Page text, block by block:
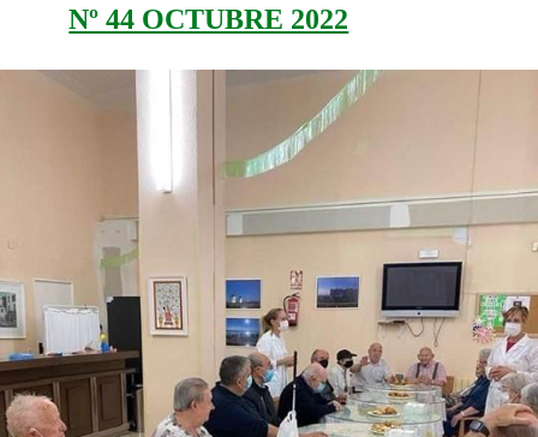
Nº 44 OCTUBRE 2022